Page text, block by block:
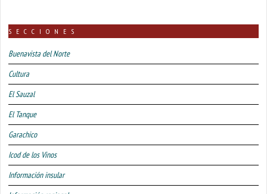
SECCIONES
Buenavista del Norte
Cultura
El Sauzal
El Tanque
Garachico
Icod de los Vinos
Información insular